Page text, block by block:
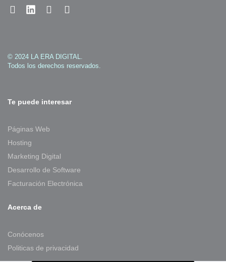
© 2024 LA ERA DIGITAL.
Todos los derechos reservados.
Te puede interesar
Páginas Web
Hosting
Marketing Digital
Desarrollo de Software
Facturación Electrónica
Acerca de
Conócenos
Politicas de privacidad